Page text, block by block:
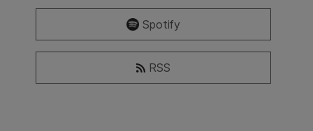
Spotify
RSS